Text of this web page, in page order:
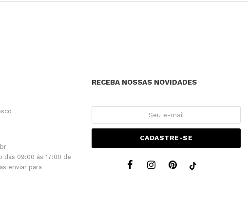
09:00 ás 17:00 de
enviar para
RECEBA NOSSAS NOVIDADES
CADASTRE-SE